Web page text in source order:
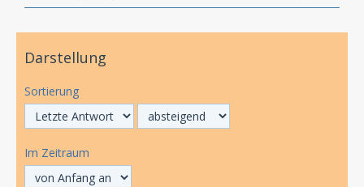
Darstellung
Sortierung
Im Zeitraum